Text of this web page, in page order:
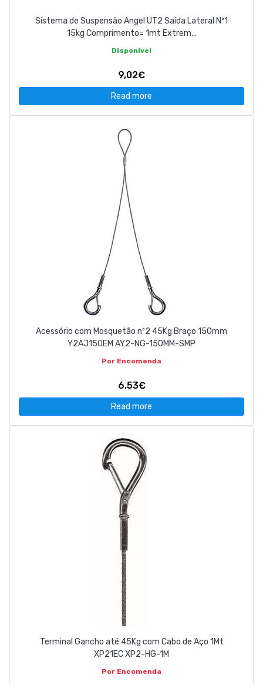
Sistema de Suspensão Angel UT2 Saída Lateral Nº1
15kg Comprimento= 1mt Extrem...
Disponível
9,02€
Read more
Acessório com Mosquetão nº2 45Kg Braço 150mm
Y2AJ150EM AY2-NG-150MM-SMP
Por Encomenda
6,53€
Read more
Terminal Gancho até 45Kg com Cabo de Aço 1Mt
XP21EC XP2-HG-1M
Por Encomenda